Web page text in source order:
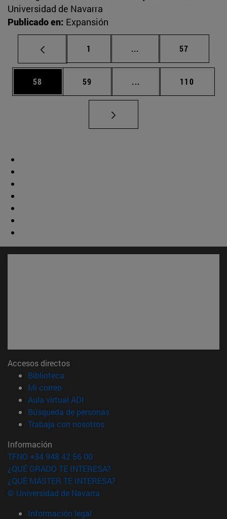
Universidad de Navarra
Publicado en: Expansión
Página
1 ... Páginas intermedias
Página
57
Página
58 Página
59 ... Páginas intermedias
Página
110
Accesos directos
Biblioteca
Mi correo(abre en nueva ventana)
Aula virtual ADI
Búsqueda de personas(abre en nueva ventana)
Trabaja con nosotros(abre en nueva ventana)
Información
TFNO +34 948 42 56 00
¿QUÉ GRADO TE INTERESA?
¿QUÉ MÁSTER TE INTERESA?
© Universidad de Navarra
Información legal